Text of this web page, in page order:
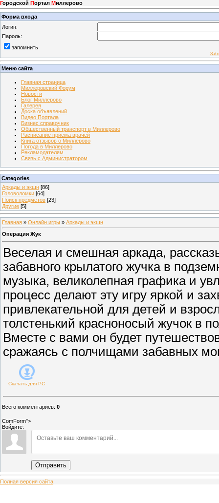
Городской Портал Миллерово
Форма входа
Логин:
Пароль:
запомнить
Меню сайта
Главная страница
Миллеровский Форум
Новости
Блог Миллерово
Галерея
Доска объявлений
Видео Портала
Бизнес справочник
Общественный транспорт в Миллерово
Расписание приема врачей
Книга отзывов о Миллерово
Погода в Миллерово
Рекламодателям
Связь с Администратором
Categories
Аркады и экшн [86]
Головоломки [64]
Поиск предметов [23]
Другие [5]
Главная » Онлайн игры » Аркады и экшн
Операция Жук
Веселая и смешная аркада,
забавного крылатого жучка в
музыка, великолепная графика и
процесс делают эту игру яркой и
привлекательной для детей и
толстенький красноносый жучок в
Вместе с вами он будет
сражаясь с полчищами забавных
Скачать для PC
Всего комментариев: 0
ComForm">
Войдите:
Отправить
Полная версия сайта